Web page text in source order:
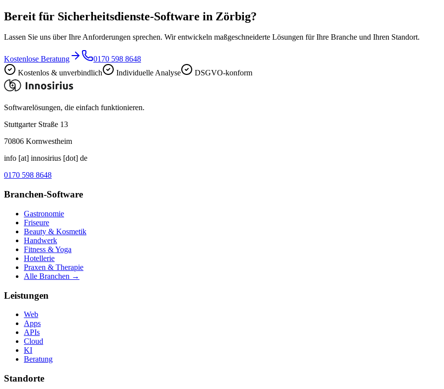
Bereit für Sicherheitsdienste-Software in Zörbig?
Lassen Sie uns über Ihre Anforderungen sprechen. Wir entwickeln maßgeschneiderte Lösungen für Ihre Branche und Ihren Standort.
Kostenlose Beratung
0170 598 8648
Kostenlos & unverbindlich
Individuelle Analyse DSGVO-konform
Softwarelösungen, die einfach funktionieren.
Stuttgarter Straße 13
70806 Kornwestheim
info [at] innosirius [dot] de
0170 598 8648
Branchen-Software
Gastronomie
Friseure
Beauty & Kosmetik
Handwerk
Fitness & Yoga
Hotellerie
Praxen & Therapie
Alle Branchen →
Leistungen
Web
Apps
APIs
Cloud
KI
Beratung
Standorte